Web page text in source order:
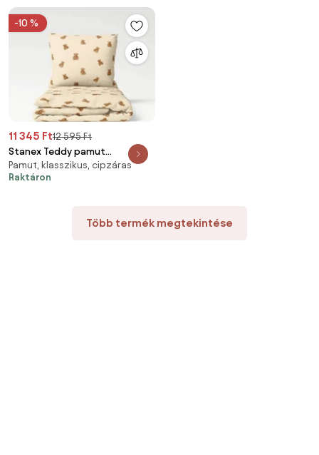
-10 %
11 345 Ft12 595 Ft
Stanex Teddy pamut
ágyneműhuzat, 140 x 200 cm,
70 x 90 cm
Pamut, klasszikus, cipzáras
Raktáron
Több termék megtekintése